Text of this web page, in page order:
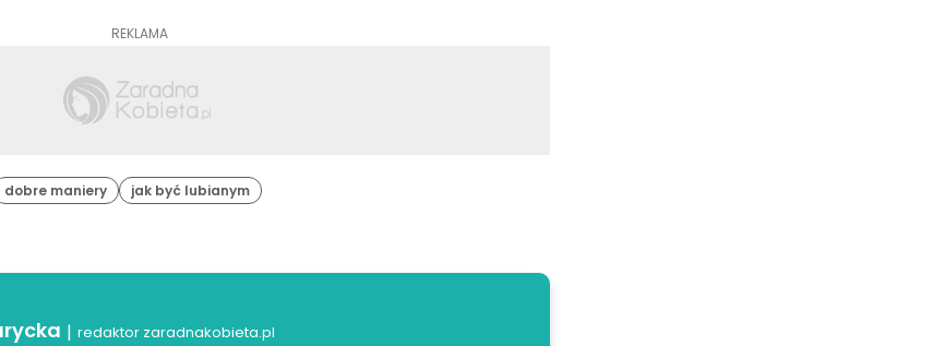
REKLAMA
dobre maniery jak być lubianym
| redaktor zaradnakobieta.pl